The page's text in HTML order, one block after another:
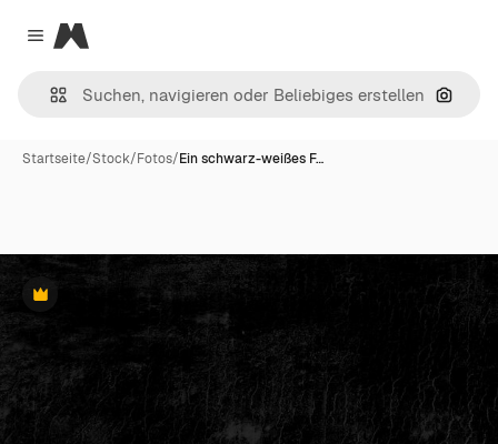
Close menu
Magnific
Nach
Startseite/Stock/Fotos/Ein schwarz-weißes F…
Premium